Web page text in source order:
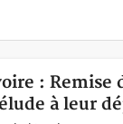
: Remise
à leur